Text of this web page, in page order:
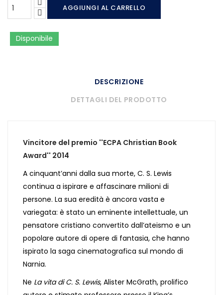
AGGIUNGI AL CARRELLO
Disponibile
DESCRIZIONE
DETTAGLI DEL PRODOTTO
Vincitore del premio ''ECPA Christian Book
Award'' 2014
A cinquant’anni dalla sua morte, C. S. Lewis
continua a ispirare e affascinare milioni di
persone. La sua eredità è ancora vasta e
variegata: è stato un eminente intellettuale, un
pensatore cristiano convertito dall’ateismo e un
popolare autore di opere di fantasia, che hanno
ispirato la saga cinematografica sul mondo di
Narnia.
Ne La vita di C. S. Lewis, Alister McGrath, prolifico